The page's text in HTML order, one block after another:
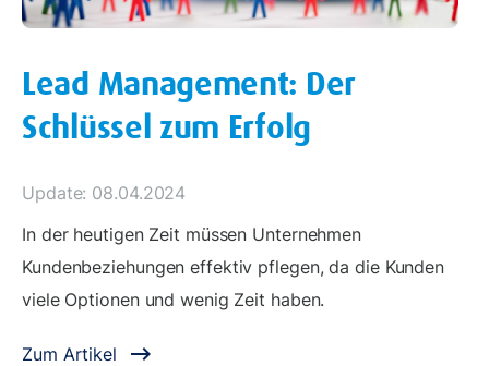
Lead Management: Der
Schlüssel zum Erfolg
Update: 08.04.2024
In der heutigen Zeit müssen Unternehmen
Kundenbeziehungen effektiv pflegen, da die Kunden
viele Optionen und wenig Zeit haben.
Zum Artikel